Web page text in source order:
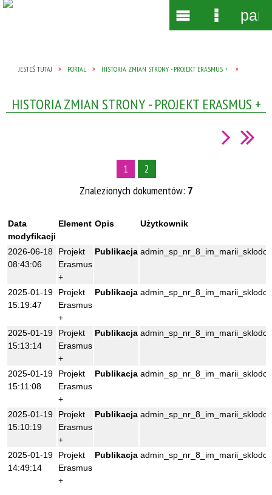
JESTEŚ TUTAJ PORTAL HISTORIA ZMIAN STRONY - PROJEKT ERASMUS +
HISTORIA ZMIAN STRONY - PROJEKT ERASMUS +
1
2
Znalezionych dokumentów: 7
Data
modyfikacji
Element Opis Użytkownik
2026-06-18
08:43:06
Projekt
Erasmus
+
Publikacja
2025-01-19
15:19:47
Projekt
Erasmus
+
Publikacja
2025-01-19
15:13:14
Projekt
Erasmus
+
Publikacja
2025-01-19
15:11:08
Projekt
Erasmus
+
Publikacja
2025-01-19
15:10:19
Projekt
Erasmus
+
Publikacja
2025-01-19
14:49:14
Projekt
Erasmus
+
Publikacja
Wyszukiwarka
Narzędzia
MenuMenu